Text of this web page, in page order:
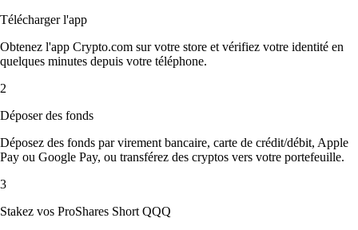
Télécharger l'app
Obtenez l'app Crypto.com sur votre store et vérifiez votre identité en
quelques minutes depuis votre téléphone.
2
Déposer des fonds
Déposez des fonds par virement bancaire, carte de crédit/débit, Apple
Pay ou Google Pay, ou transférez des cryptos vers votre portefeuille.
3
Stakez vos ProShares Short QQQ